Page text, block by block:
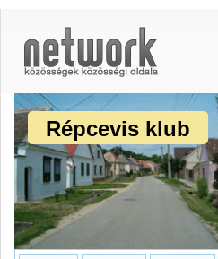
Répcevis klub